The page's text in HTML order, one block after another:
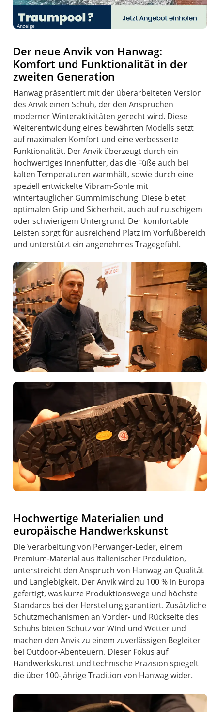
Anzeige
Der neue Anvik von Hanwag:
Komfort und Funktionalität in der
zweiten Generation
Hanwag präsentiert mit der überarbeiteten Version
des Anvik einen Schuh, der den Ansprüchen
moderner Winteraktivitäten gerecht wird. Diese
Weiterentwicklung eines bewährten Modells setzt
auf maximalen Komfort und eine verbesserte
Funktionalität. Der Anvik überzeugt durch ein
hochwertiges Innenfutter, das die Füße auch bei
kalten Temperaturen warmhält, sowie durch eine
speziell entwickelte Vibram-Sohle mit
wintertauglicher Gummimischung. Diese bietet
optimalen Grip und Sicherheit, auch auf rutschigem
oder schwierigem Untergrund. Der komfortable
Leisten sorgt für ausreichend Platz im Vorfußbereich
und unterstützt ein angenehmes Tragegefühl.
Hochwertige Materialien und
europäische Handwerkskunst
Die Verarbeitung von Perwanger-Leder, einem
Premium-Material aus italienischer Produktion,
unterstreicht den Anspruch von Hanwag an Qualität
und Langlebigkeit. Der Anvik wird zu 100 % in Europa
gefertigt, was kurze Produktionswege und höchste
Standards bei der Herstellung garantiert. Zusätzliche
Schutzmechanismen an Vorder- und Rückseite des
Schuhs bieten Schutz vor Wind und Wetter und
machen den Anvik zu einem zuverlässigen Begleiter
bei Outdoor-Abenteuern. Dieser Fokus auf
Handwerkskunst und technische Präzision spiegelt
die über 100-jährige Tradition von Hanwag wider.